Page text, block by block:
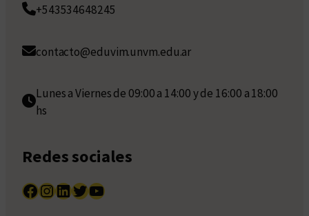
+543534648245
contacto@eduvim.unvm.edu.ar
Lunes a Viernes de 09:00 a 14:00 y de 16:00 a 18:00
hs
Redes sociales
Facebook InstagramLinkedIn Twitter YouTube